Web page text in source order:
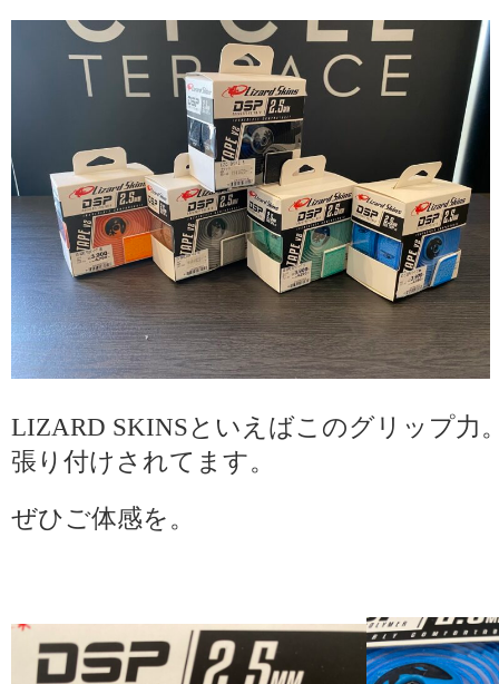
LIZARD SKINSといえばこのグリップ力
張り付けされてます。
ぜひご体感を。